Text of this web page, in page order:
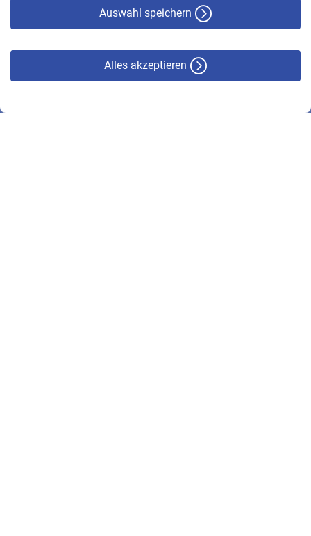
Auswahl speichern
Alles akzeptieren
© VBL 2026